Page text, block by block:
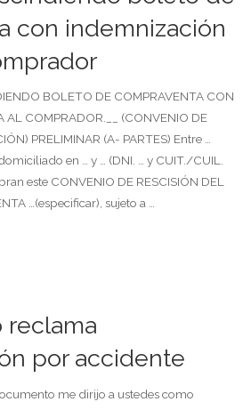
con indemnización
BOLETO DE COMPRAVENTA CON
AL COMPRADOR.__ (CONVENIO DE
PRELIMINAR (A- PARTES) Entre …
en … y … (DNI. … y CUIT./CUIL.
este CONVENIO DE RESCISIÓN DEL
…(especificar), sujeto a …
reclama
por accidente
me dirijo a ustedes como